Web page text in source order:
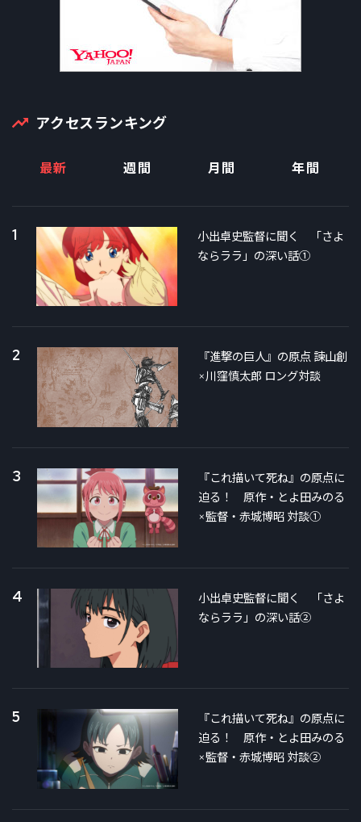
アクセスランキング
最新 週間 月間 年間
1
小出卓史監督に聞く 「さよ
ならララ」の深い話①
2
『進撃の巨人』の原点 諫山創
×川窪慎太郎 ロング対談
3
『これ描いて死ね』の原点に
迫る！ 原作・とよ田みのる
×監督・赤城博昭 対談①
4
小出卓史監督に聞く 「さよ
ならララ」の深い話②
5
『これ描いて死ね』の原点に
迫る！ 原作・とよ田みのる
×監督・赤城博昭 対談②